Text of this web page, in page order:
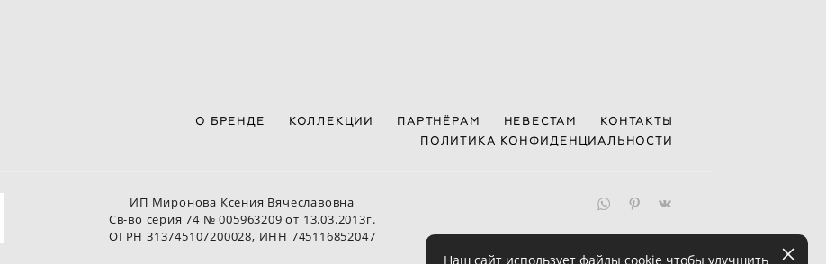
О БРЕНДЕ КОЛЛЕКЦИИ ПАРТНЁРАМ НЕВЕСТАМ
КОНТАКТЫ
ПОЛИТИКА КОНФИДЕНЦИАЛЬНОСТИ
ИП Миронова Ксения Вячеславовна
Св-во серия 74 № 005963209 от 13.03.2013г.
ОГРН 313745107200028, ИНН 745116852047
Наш сайт использует файлы cookie чтобы улучшить